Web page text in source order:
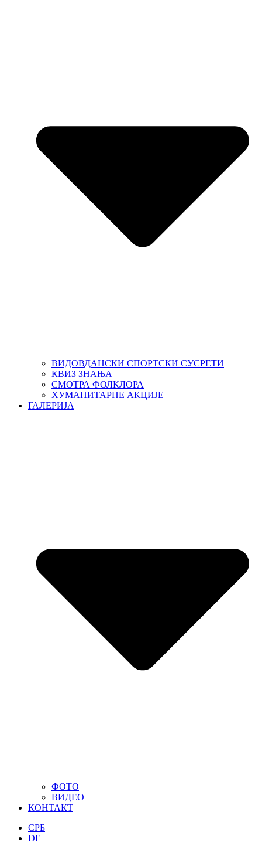
ВИДОВДАНСКИ СПОРТСКИ СУСРЕТИ
КВИЗ ЗНАЊА
СМОТРА ФОЛКЛОРА
ХУМАНИТАРНЕ АКЦИЈЕ
ГАЛЕРИЈА
ФОТО
ВИДЕО
КОНТАКТ
СРБ
DE